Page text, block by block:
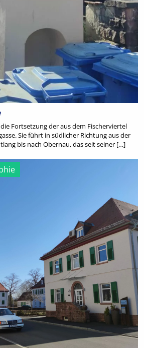
Fortsetzung der aus dem Fischerviertel
Sie führt in südlicher Richtung aus der
bis nach Obernau, das seit seiner […]